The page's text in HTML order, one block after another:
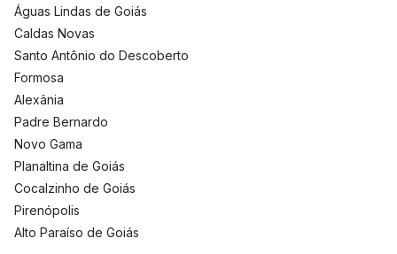
Águas Lindas de Goiás
Caldas Novas
Santo Antônio do Descoberto
Formosa
Alexânia
Padre Bernardo
Novo Gama
Planaltina de Goiás
Cocalzinho de Goiás
Pirenópolis
Alto Paraíso de Goiás